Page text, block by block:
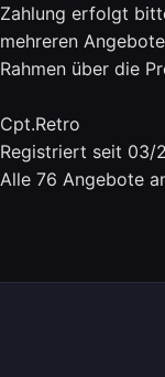
Zahlung erfolgt
mehreren
Rahmen über die
Cpt.Retro
Registriert seit 03/
Alle 76 Angebote